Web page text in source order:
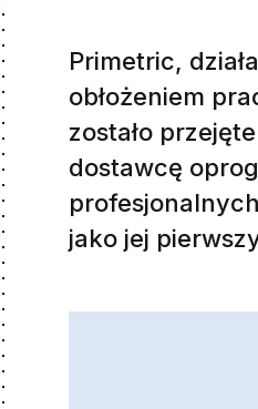
Primetric,
obłożeniem
zostało
dostawcę
jako jej